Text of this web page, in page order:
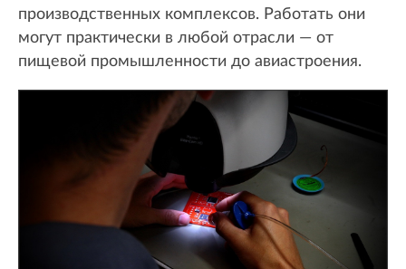
производственных комплексов. Работать они
могут практически в любой отрасли — от
пищевой промышленности до авиастроения.